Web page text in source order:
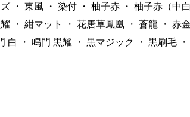
・ 東風 ・ 染付 ・ 柚子赤 ・ 柚子赤（中白
・ 紺マット ・ 花唐草鳳凰 ・ 蒼龍 ・ 赤金
白 ・ 鳴門 黒耀 ・ 黒マジック ・ 黒刷毛 ・